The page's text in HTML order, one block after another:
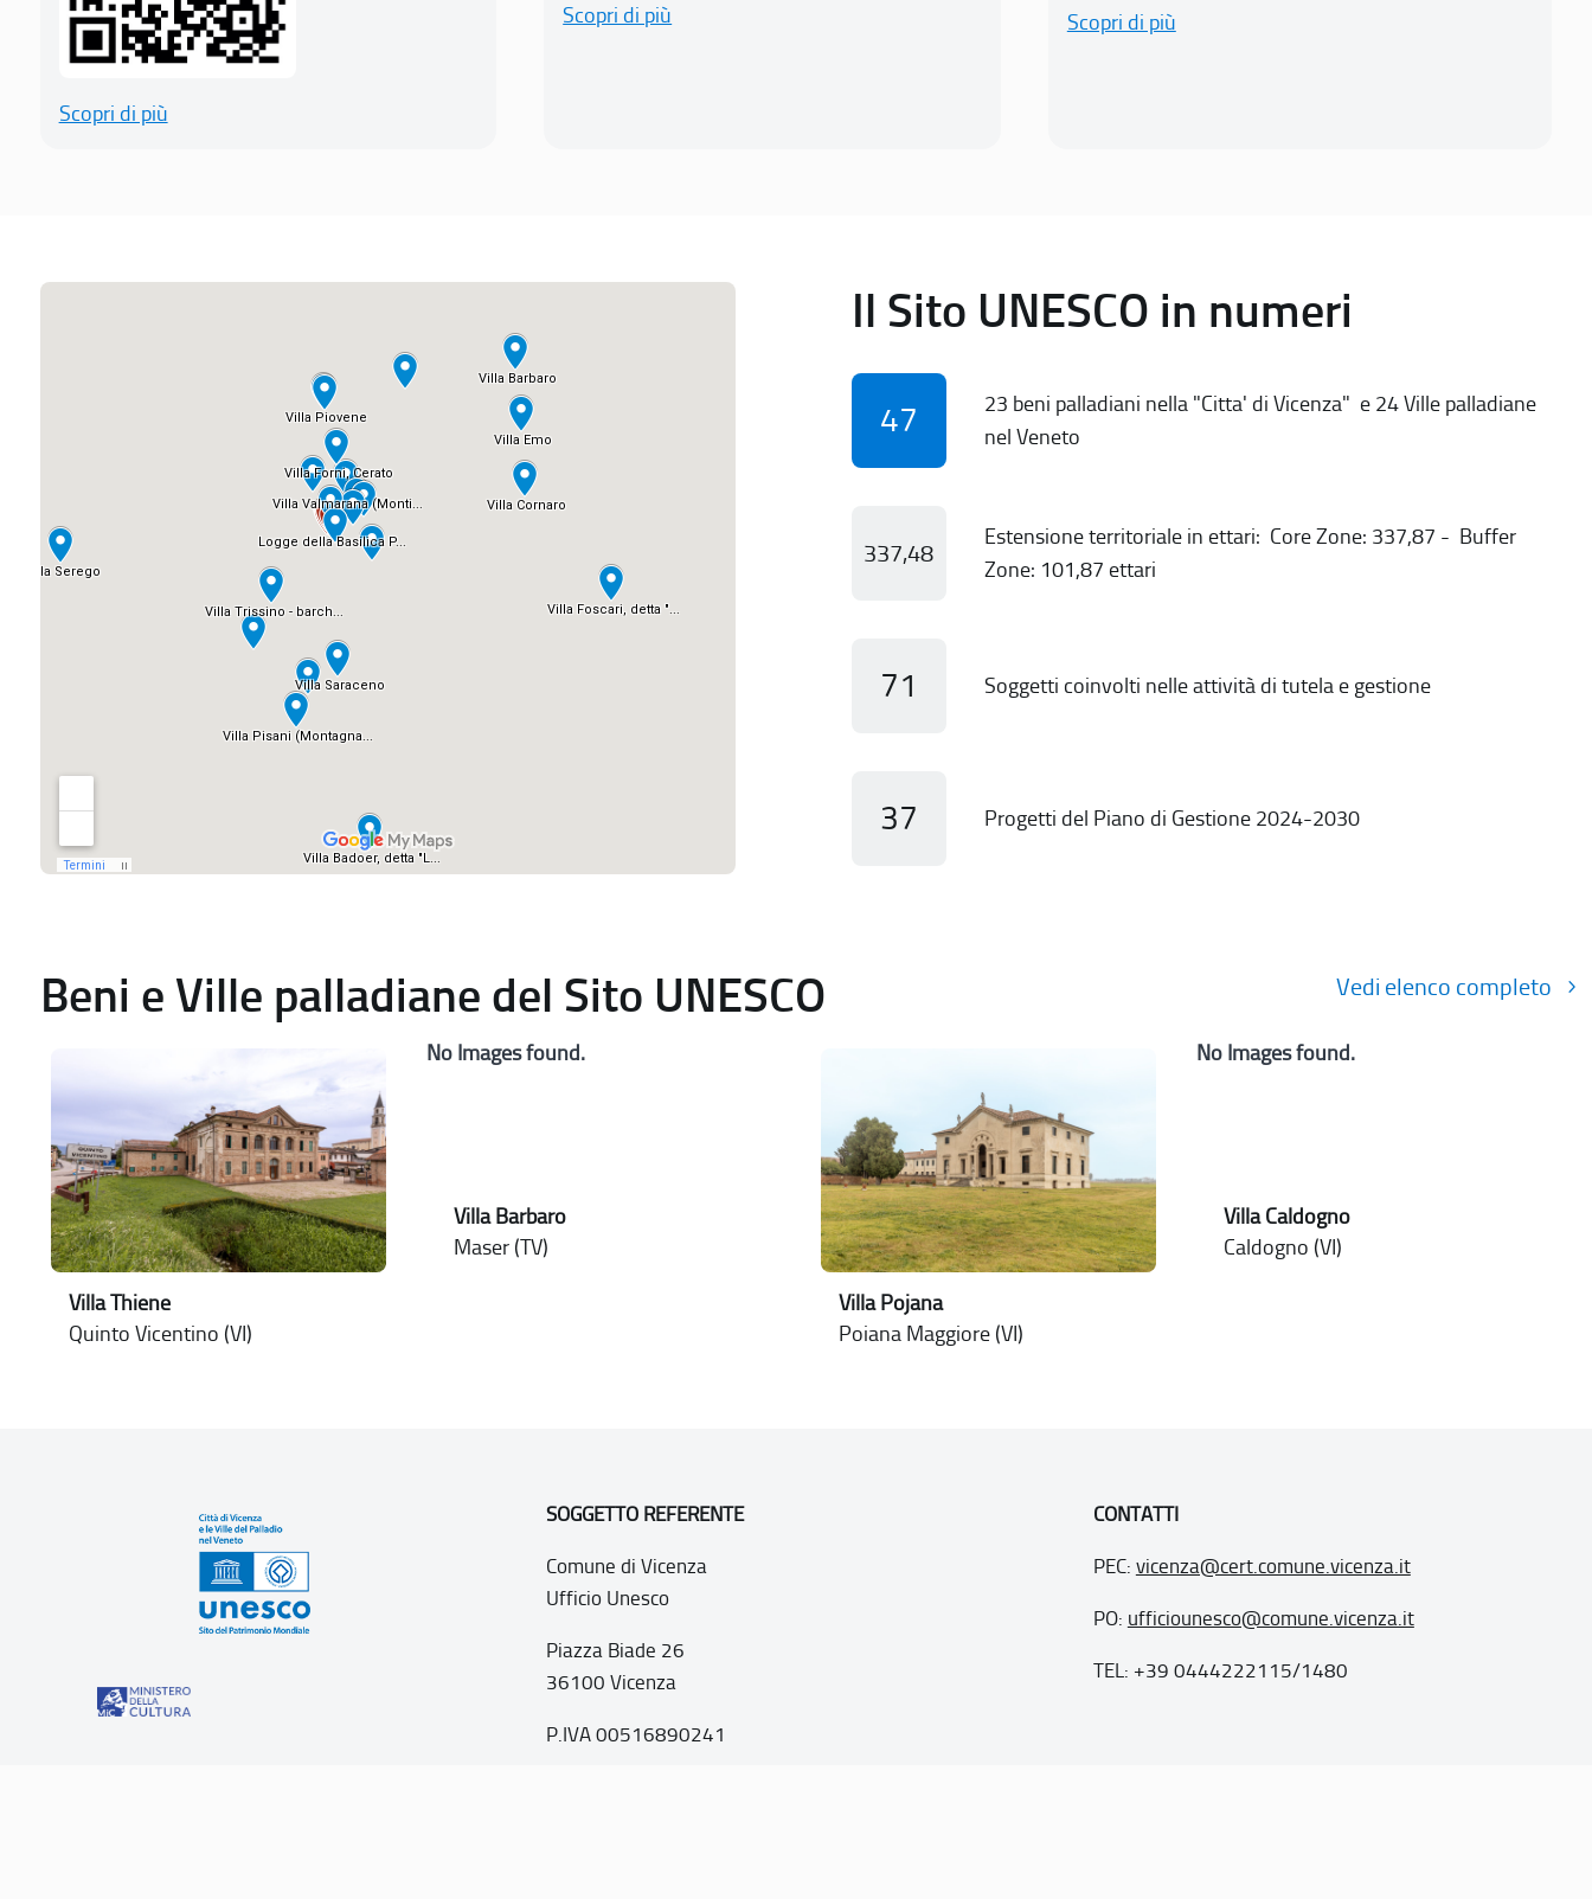
Scopri di più
Scopri di più Scopri di più
Il Sito UNESCO in numeri
47
23 beni palladiani nella "Citta' di Vicenza" e 24 Ville palladiane
nel Veneto
337,48
Estensione territoriale in ettari: Core Zone: 337,87 - Buffer
Zone: 101,87 ettari
71 Soggetti coinvolti nelle attività di tutela e gestione
37 Progetti del Piano di Gestione 2024-2030
Beni e Ville palladiane del Sito UNESCO Vedi elenco completo
Villa Thiene
Quinto Vicentino (VI)
No Images found.
Villa Barbaro
Maser (TV)
Villa Pojana
Poiana Maggiore (VI)
No Images found.
Villa Caldogno
Caldogno (VI)
SOGGETTO REFERENTE
Comune di Vicenza
Ufficio Unesco
Piazza Biade 26
36100 Vicenza
P.IVA 00516890241
CONTATTI
PEC: vicenza@cert.comune.vicenza.it
PO: ufficiounesco@comune.vicenza.it
TEL: +39 0444222115/1480